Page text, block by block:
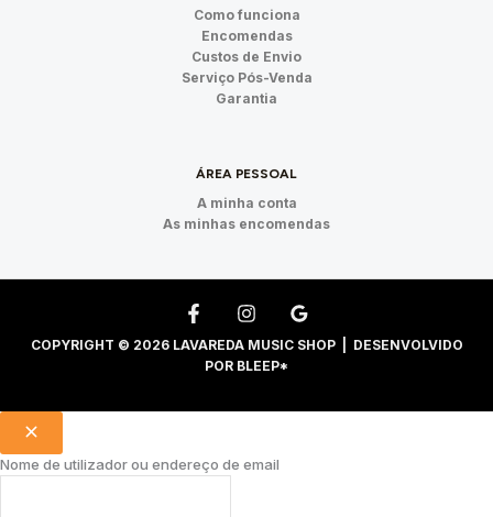
Como funciona
Encomendas
Custos de Envio
Serviço Pós-Venda
Garantia
ÁREA PESSOAL
A minha conta
As minhas encomendas
COPYRIGHT © 2026 LAVAREDA MUSIC SHOP | DESENVOLVIDO
POR BLEEP*
Nome de utilizador ou endereço de email